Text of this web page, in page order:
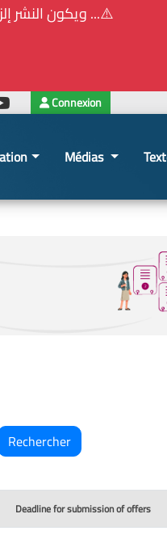
⚠️... ويكون النشر
Connexion
Médias
Deadline for submission of offers